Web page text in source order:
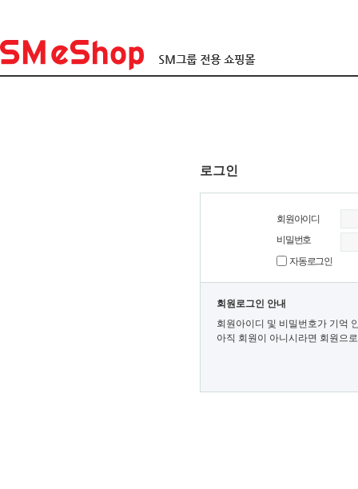
로그인
회원아이디
비밀번호
자동로그인
회원로그인 안내
회원아이디 및 비밀번호가 기억
아직 회원이 아니시라면 회원으